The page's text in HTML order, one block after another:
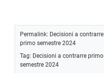
Permalink: Decisioni a contrarre
primo semestre 2024
Tag: Decisioni a contrarre primo
semestre 2024